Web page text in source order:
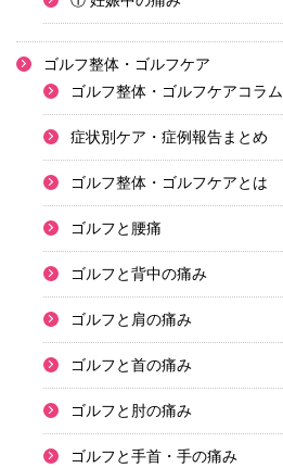
ゴルフ整体・ゴルフケア
ゴルフ整体・ゴルフケアコラム
症状別ケア・症例報告まとめ
ゴルフ整体・ゴルフケアとは
ゴルフと腰痛
ゴルフと背中の痛み
ゴルフと肩の痛み
ゴルフと首の痛み
ゴルフと肘の痛み
ゴルフと手首・手の痛み